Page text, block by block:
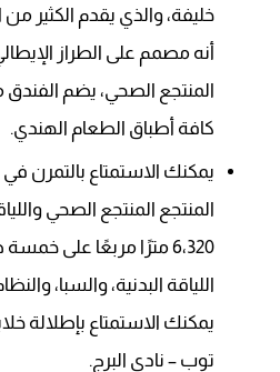
خليفة، والذي يقدم الكثير من
أنه مصمم على الطراز
المنتجع الصحي، يضم
كافة أطباق الطعام الهندي.
يمكنك الاستمتاع بالتمرن
المنتجع المنتجع الصحي
6،320 مترًا مربعًا على
اللياقة البدنية، والسبا،
يمكنك الاستمتاع بإطلالة
توب – نادي البرج.